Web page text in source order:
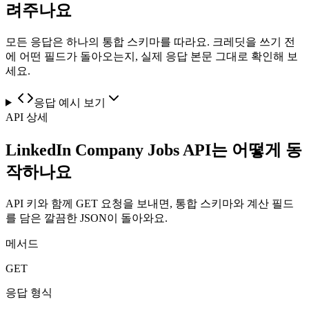
려주나요
모든 응답은 하나의 통합 스키마를 따라요. 크레딧을 쓰기 전
에 어떤 필드가 돌아오는지, 실제 응답 본문 그대로 확인해 보
세요.
응답 예시 보기
API 상세
LinkedIn Company Jobs API는 어떻게 동
작하나요
API 키와 함께 GET 요청을 보내면, 통합 스키마와 계산 필드
를 담은 깔끔한 JSON이 돌아와요.
메서드
GET
응답 형식